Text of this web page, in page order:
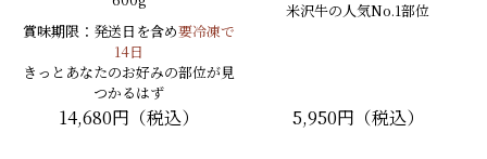
賞味期限：発送日を含め要冷凍で
14日
きっとあなたのお好みの部位が見
つかるはず
14,680円（税込）
米沢牛の人気No.1部位
5,950円（税込）